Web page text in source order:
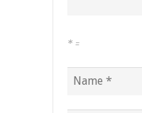
* =